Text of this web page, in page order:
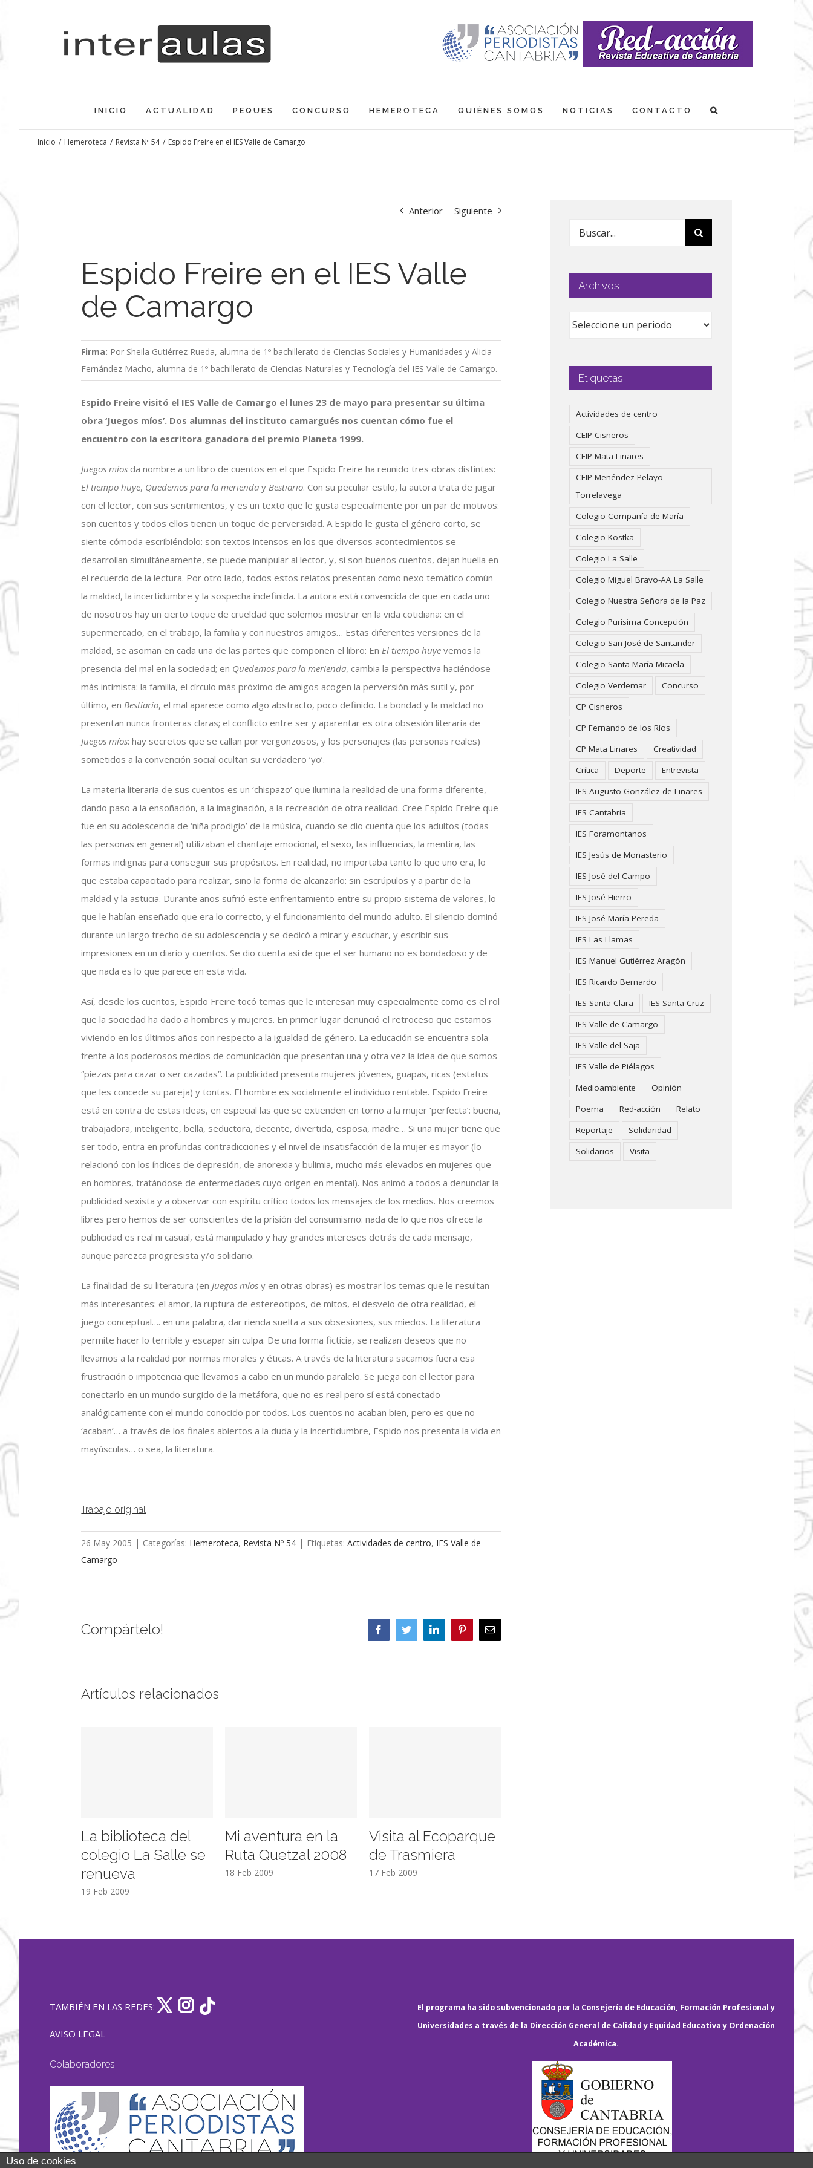
INICIO ACTUALIDAD PEQUES CONCURSO HEMEROTECA QUIÉNES SOMOS NOTICIAS CONTACTO
Inicio / Hemeroteca / Revista Nº 54 / Espido Freire en el IES Valle de Camargo
Anterior Siguiente
Espido Freire en el IES Valle
de Camargo
Firma: Por Sheila Gutiérrez Rueda, alumna de 1º bachillerato de Ciencias Sociales y Humanidades y Alicia
Fernández Macho, alumna de 1º bachillerato de Ciencias Naturales y Tecnología del IES Valle de Camargo.
Espido Freire visitó el IES Valle de Camargo el lunes 23 de mayo para presentar su última
obra ‘Juegos míos’. Dos alumnas del instituto camargués nos cuentan cómo fue el
encuentro con la escritora ganadora del premio Planeta 1999.
Juegos míos da nombre a un libro de cuentos en el que Espido Freire ha reunido tres obras distintas:
El tiempo huye, Quedemos para la merienda yBestiario. Con su peculiar estilo, la autora trata de jugar
con el lector, con sus sentimientos, y es un texto que le gusta especialmente por un par de motivos:
son cuentos y todos ellos tienen un toque de perversidad. A Espido le gusta el género corto, se
siente cómoda escribiéndolo: son textos intensos en los que diversos acontecimientos se
desarrollan simultáneamente, se puede manipular al lector, y, si son buenos cuentos, dejan huella en
el recuerdo de la lectura. Por otro lado, todos estos relatos presentan como nexo temático común
la maldad, la incertidumbre y la sospecha indefinida. La autora está convencida de que en cada uno
de nosotros hay un cierto toque de crueldad que solemos mostrar en la vida cotidiana: en el
supermercado, en el trabajo, la familia y con nuestros amigos… Estas diferentes versiones de la
maldad, se asoman en cada una de las partes que componen el libro: EnEl tiempo huye vemos la
presencia del mal en la sociedad; en Quedemos para la merienda, cambia la perspectiva haciéndose
más intimista: la familia, el círculo más próximo de amigos acogen la perversión más sutil y, por
último, enBestiario, el mal aparece como algo abstracto, poco definido. La bondad y la maldad no
presentan nunca fronteras claras; el conflicto entre ser y aparentar es otra obsesión literaria de
Juegos míos: hay secretos que se callan por vergonzosos, y los personajes (las personas reales)
sometidos a la convención social ocultan su verdadero ‘yo’.
La materia literaria de sus cuentos es un ‘chispazo’ que ilumina la realidad de una forma diferente,
dando paso a la ensoñación, a la imaginación, a la recreación de otra realidad. Cree Espido Freire que
fue en su adolescencia de ‘niña prodigio’ de la música, cuando se dio cuenta que los adultos (todas
las personas en general) utilizaban el chantaje emocional, el sexo, las influencias, la mentira, las
formas indignas para conseguir sus propósitos. En realidad, no importaba tanto lo que uno era, lo
que estaba capacitado para realizar, sino la forma de alcanzarlo: sin escrúpulos y a partir de la
maldad y la astucia. Durante años sufrió este enfrentamiento entre su propio sistema de valores, lo
que le habían enseñado que era lo correcto, y el funcionamiento del mundo adulto. El silencio dominó
durante un largo trecho de su adolescencia y se dedicó a mirar y escuchar, y escribir sus
impresiones en un diario y cuentos. Se dio cuenta así de que el ser humano no es bondadoso y de
que nada es lo que parece en esta vida.
Así, desde los cuentos, Espido Freire tocó temas que le interesan muy especialmente como es el rol
que la sociedad ha dado a hombres y mujeres. En primer lugar denunció el retroceso que estamos
viviendo en los últimos años con respecto a la igualdad de género. La educación se encuentra sola
frente a los poderosos medios de comunicación que presentan una y otra vez la idea de que somos
“piezas para cazar o ser cazadas”. La publicidad presenta mujeres jóvenes, guapas, ricas (estatus
que les concede su pareja) y tontas. El hombre es socialmente el individuo rentable. Espido Freire
está en contra de estas ideas, en especial las que se extienden en torno a la mujer ‘perfecta’: buena,
trabajadora, inteligente, bella, seductora, decente, divertida, esposa, madre… Si una mujer tiene que
ser todo, entra en profundas contradicciones y el nivel de insatisfacción de la mujer es mayor (lo
relacionó con los índices de depresión, de anorexia y bulimia, mucho más elevados en mujeres que
en hombres, tratándose de enfermedades cuyo origen en mental). Nos animó a todos a denunciar la
publicidad sexista y a observar con espíritu crítico todos los mensajes de los medios. Nos creemos
libres pero hemos de ser conscientes de la prisión del consumismo: nada de lo que nos ofrece la
publicidad es real ni casual, está manipulado y hay grandes intereses detrás de cada mensaje,
aunque parezca progresista y/o solidario.
La finalidad de su literatura (enJuegos míos y en otras obras) es mostrar los temas que le resultan
más interesantes: el amor, la ruptura de estereotipos, de mitos, el desvelo de otra realidad, el
juego conceptual…. en una palabra, dar rienda suelta a sus obsesiones, sus miedos. La literatura
permite hacer lo terrible y escapar sin culpa. De una forma ficticia, se realizan deseos que no
llevamos a la realidad por normas morales y éticas. A través de la literatura sacamos fuera esa
frustración o impotencia que llevamos a cabo en un mundo paralelo. Se juega con el lector para
conectarlo en un mundo surgido de la metáfora, que no es real pero sí está conectado
analógicamente con el mundo conocido por todos. Los cuentos no acaban bien, pero es que no
‘acaban’… a través de los finales abiertos a la duda y la incertidumbre, Espido nos presenta la vida en
mayúsculas… o sea, la literatura.
Trabajo original
26 May 2005 | Categorías: Hemeroteca, Revista Nº 54 | Etiquetas:Actividades de centro, IES Valle de
Camargo
Compártelo! FacebookTwitterLinkedIn PinterestCorreo
electrónico
Artículos relacionados
La biblioteca del
colegio La Salle se
renueva
19 Feb 2009
Mi aventura en la
Ruta Quetzal 2008
18 Feb 2009
Visita al Ecoparque
de Trasmiera
17 Feb 2009
Buscar:
Archivos
Etiquetas
Actividades de centro
CEIP Cisneros
CEIP Mata Linares
CEIP Menéndez Pelayo
Torrelavega
Colegio Compañía de María
Colegio Kostka
Colegio La Salle
Colegio Miguel Bravo-AA La Salle
Colegio Nuestra Señora de la Paz
Colegio Purísima Concepción
Colegio San José de Santander
Colegio Santa María Micaela
Colegio Verdemar
Concurso
CP Cisneros
CP Fernando de los Ríos
CP Mata Linares
Creatividad
Crítica
Deporte
Entrevista
IES Augusto González de Linares
IES Cantabria
IES Foramontanos
IES Jesús de Monasterio
IES José del Campo
IES José Hierro
IES José María Pereda
IES Las Llamas
IES Manuel Gutiérrez Aragón
IES Ricardo Bernardo
IES Santa Clara
IES Santa Cruz
IES Valle de Camargo
IES Valle del Saja
IES Valle de Piélagos
Medioambiente
Opinión
Poema
Red-acción
Relato
Reportaje
Solidaridad
Solidarios
Visita
TAMBIÉN EN LAS REDES:
AVISO LEGAL
Colaboradores
El programa ha sido subvencionado por la Consejería de Educación, Formación Profesional y
Universidades a través de la Dirección General de Calidad y Equidad Educativa y Ordenación
Académica.
Uso de cookies